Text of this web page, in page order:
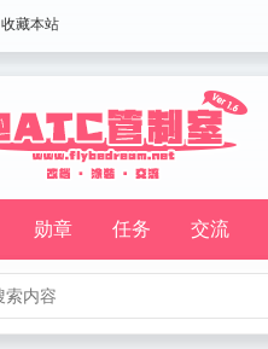
收藏本站
勋章 任务 交流